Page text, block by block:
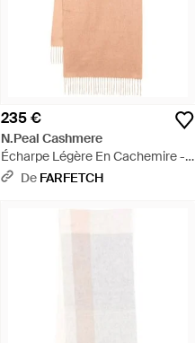
235 €
N.Peal Cashmere
Écharpe Légère En Cachemire -
Blanc
De FARFETCH